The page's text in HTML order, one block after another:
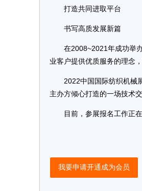
打造共同进取平台
书写高质发展新篇
在2008~2021年成功举办
业客户提供优质服务的理念
2022中国国际纺织机械展
主办方倾心打造的一场技术
目前，参展报名工作正在
我要申请开通成为会员